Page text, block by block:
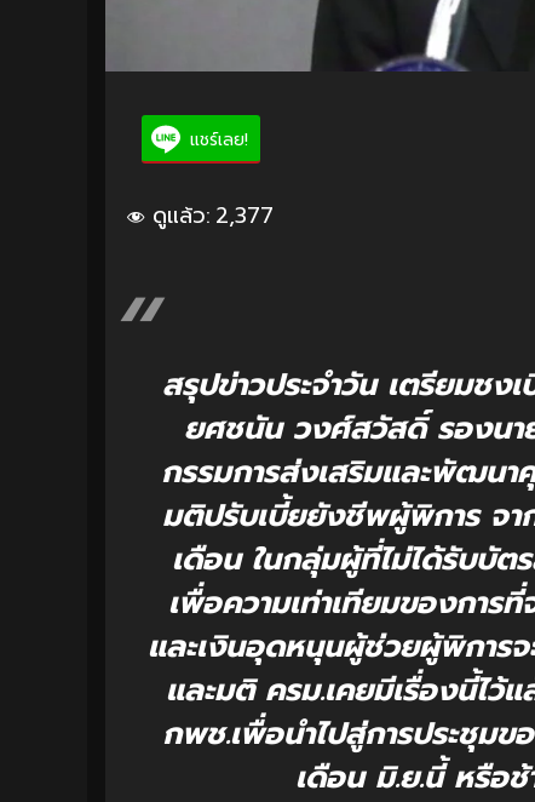
แชร์เลย!
ดูแล้ว: 2,377
สรุปข่าวประจำวัน เตรียมช
ยศชนัน วงศ์สวัสดิ์ รองนา
กรรมการส่งเสริมและพัฒน
มติปรับเบี้ยยังชีพผู้พิการ จ
เดือน ในกลุ่มผู้ที่ไม่ได้รับบัต
เพื่อความเท่าเทียมของการ
และเงินอุดหนุนผู้ช่วยผู้พิการจ
และมติ ครม.เคยมีเรื่องนี้ไว้
กพช.เพื่อนำไปสู่การประชุมข
เดือน มิ.ย.นี้ หรือ